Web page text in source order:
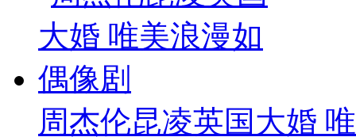
周杰伦昆凌英国大婚